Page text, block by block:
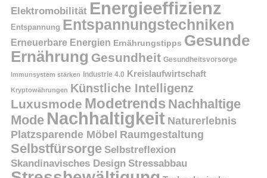
Elektromobilität Energieeffizienz
Entspannung Entspannungstechniken
Erneuerbare Energien Ernährungstipps Gesunde
Ernährung Gesundheit Gesundheitsvorsorge
Immunsystem stärken Industrie 4.0 Kreislaufwirtschaft
Kryptowährungen Künstliche Intelligenz
Luxusmode Modetrends Nachhaltige
Mode Nachhaltigkeit Naturerlebnis
Platzsparende Möbel Raumgestaltung
Selbstfürsorge Selbstreflexion
Skandinavisches Design Stressabbau